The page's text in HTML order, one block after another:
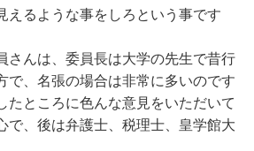
えるような事をしろという事です
さんは、委員長は大学の先生で昔行
で、名張の場合は非常に多いのです
たところに色んな意見をいただいて
で、後は弁護士、税理士、皇学館大